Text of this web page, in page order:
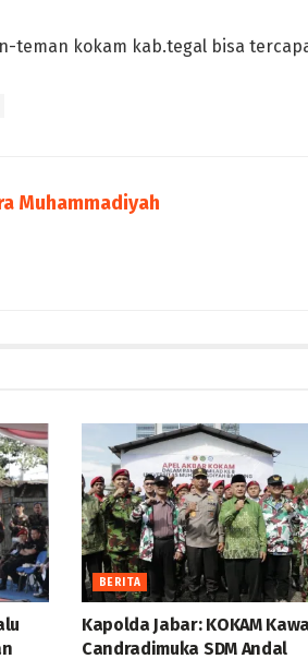
teman kokam kab.tegal bisa
Muhammadiyah
BERITA
Kapolda Jabar: KOKAM
Candradimuka SDM Andal